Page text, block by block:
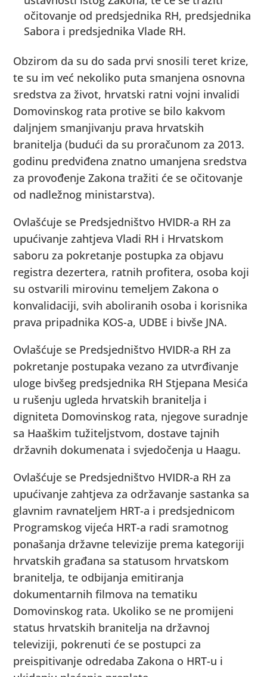
očitovanje od predsjednika RH, predsjednika
Sabora i predsjednika Vlade RH.
Obzirom da su do sada prvi snosili teret krize,
te su im već nekoliko puta smanjena osnovna
sredstva za život, hrvatski ratni vojni invalidi
Domovinskog rata protive se bilo kakvom
daljnjem smanjivanju prava hrvatskih
branitelja (budući da su proračunom za 2013.
godinu predviđena znatno umanjena sredstva
za provođenje Zakona tražiti će se očitovanje
od nadležnog ministarstva).
Ovlašćuje se Predsjedništvo HVIDR-a RH za
upućivanje zahtjeva Vladi RH i Hrvatskom
saboru za pokretanje postupka za objavu
registra dezertera, ratnih profitera, osoba koji
su ostvarili mirovinu temeljem Zakona o
konvalidaciji, svih aboliranih osoba i korisnika
prava pripadnika KOS-a, UDBE i bivše JNA.
Ovlašćuje se Predsjedništvo HVIDR-a RH za
pokretanje postupaka vezano za utvrđivanje
uloge bivšeg predsjednika RH Stjepana Mesića
u rušenju ugleda hrvatskih branitelja i
digniteta Domovinskog rata, njegove suradnje
sa Haaškim tužiteljstvom, dostave tajnih
državnih dokumenata i svjedočenja u Haagu.
Ovlašćuje se Predsjedništvo HVIDR-a RH za
upućivanje zahtjeva za održavanje sastanka sa
glavnim ravnateljem HRT-a i predsjednicom
Programskog vijeća HRT-a radi sramotnog
ponašanja državne televizije prema kategoriji
hrvatskih građana sa statusom hrvatskom
branitelja, te odbijanja emitiranja
dokumentarnih filmova na tematiku
Domovinskog rata. Ukoliko se ne promijeni
status hrvatskih branitelja na državnoj
televiziji, pokrenuti će se postupci za
preispitivanje odredaba Zakona o HRT-u i